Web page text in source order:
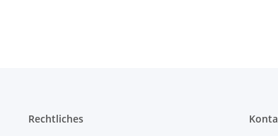
Rechtliches